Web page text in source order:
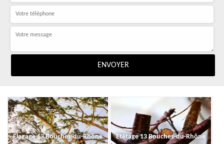
Elagage 13 Bouches-du-Rhône Etêtage 13 Bouches-du-Rhône